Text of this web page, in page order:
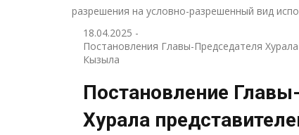
разрешения на условно-разрешенный вид
18.04.2025 -
Постановления Главы-Председателя
Кызыла
Постановление
Хурала